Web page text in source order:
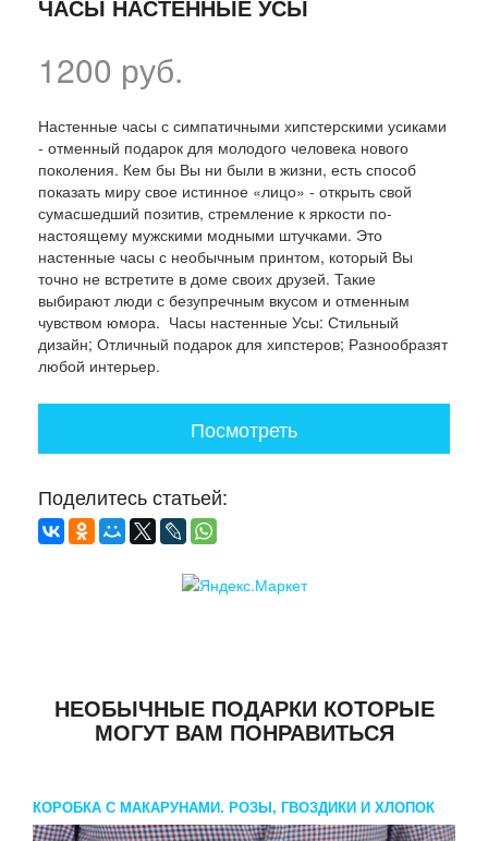
ЧАСЫ НАСТЕННЫЕ УСЫ
1200 руб.
Настенные часы с симпатичными хипстерскими усиками
- отменный подарок для молодого человека нового
поколения. Кем бы Вы ни были в жизни, есть способ
показать миру свое истинное «лицо» - открыть свой
сумасшедший позитив, стремление к яркости по-
настоящему мужскими модными штучками. Это
настенные часы с необычным принтом, который Вы
точно не встретите в доме своих друзей. Такие
выбирают люди с безупречным вкусом и отменным
чувством юмора. Часы настенные Усы: Стильный
дизайн; Отличный подарок для хипстеров; Разнообразят
любой интерьер.
Посмотреть
Поделитесь статьей:
НЕОБЫЧНЫЕ ПОДАРКИ КОТОРЫЕ
МОГУТ ВАМ ПОНРАВИТЬСЯ
КОРОБКА С МАКАРУНАМИ. РОЗЫ, ГВОЗДИКИ И ХЛОПОК